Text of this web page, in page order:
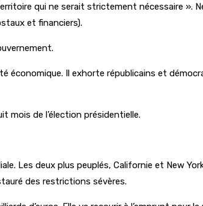
qui ne serait strictement nécessaire ».
et financiers).
économique. Il exhorte républicains et
mois de l’élection présidentielle.
Les deux plus peuplés, Californie et New
des restrictions sévères.